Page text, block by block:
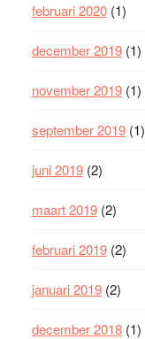
februari 2020(1)
december 2019(1)
november 2019(1)
september 2019(1)
juni 2019(2)
maart 2019(2)
februari 2019(2)
januari 2019(2)
december 2018(1)